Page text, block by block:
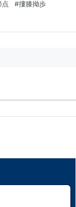
るのに同期して、手
点 #摟膝拗歩